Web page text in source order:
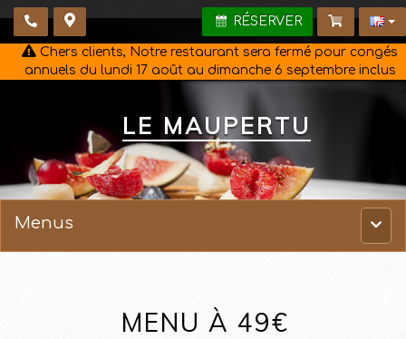
RÉSERVER
Chers clients, Notre restaurant sera fermé pour congés
annuels du lundi 17 août au dimanche 6 septembre inclus
LE MAUPERTU
Menu
Menus
MENU À 49€